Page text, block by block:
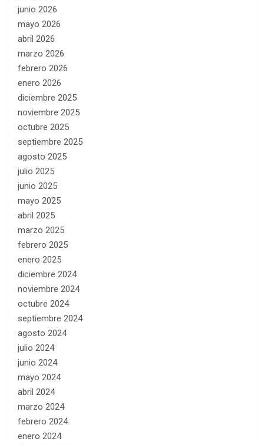
junio 2026
mayo 2026
abril 2026
marzo 2026
febrero 2026
enero 2026
diciembre 2025
noviembre 2025
octubre 2025
septiembre 2025
agosto 2025
julio 2025
junio 2025
mayo 2025
abril 2025
marzo 2025
febrero 2025
enero 2025
diciembre 2024
noviembre 2024
octubre 2024
septiembre 2024
agosto 2024
julio 2024
junio 2024
mayo 2024
abril 2024
marzo 2024
febrero 2024
enero 2024